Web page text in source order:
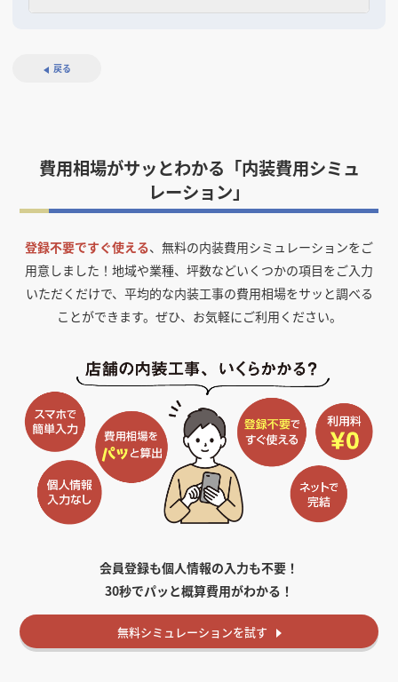
戻る
費用相場がサッとわかる「内装費用シミュ
レーション」
登録不要ですぐ使える、無料の内装費用シミュレーションをご
用意しました！ 地域や業種、坪数などいくつかの項目をご入力
いただくだけで、平均的な内装工事の費用相場をサッと調べる
ことができます。ぜひ、お気軽にご利用ください。
会員登録も個人情報の入力も不要！
30秒でパッと概算費用がわかる！
無料シミュレーションを試す